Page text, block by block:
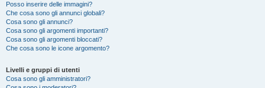
Posso inserire delle immagini?
Che cosa sono gli annunci globali?
Cosa sono gli annunci?
Cosa sono gli argomenti importanti?
Cosa sono gli argomenti bloccati?
Che cosa sono le icone argomento?
Livelli e gruppi di utenti
Cosa sono gli amministratori?